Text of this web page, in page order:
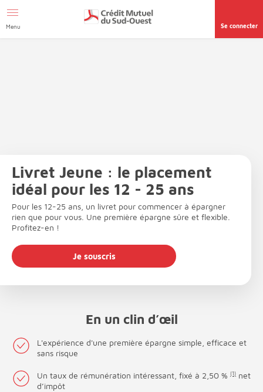
page accessibilité
Menu Se connecter
Livret Jeune : le placement
idéal pour les 12 - 25 ans
Pour les 12-25 ans, un livret pour commencer à épargner
rien que pour vous. Une première épargne sûre et flexible.
Profitez-en !
Je souscris
En un clin d’œil
L'expérience d'une première épargne simple, efficace et
sans risque
Un taux de rémunération intéressant, fixé à 2,50 % (1) net
d’impôt